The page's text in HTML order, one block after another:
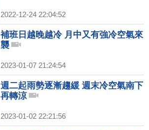
2022-12-24 22:04:52
補班日越晚越冷 月中又有強冷空氣來
襲
2023-01-07 21:24:54
週二起雨勢逐漸趨緩 週末冷空氣南下
再轉涼
2023-01-02 22:21:56